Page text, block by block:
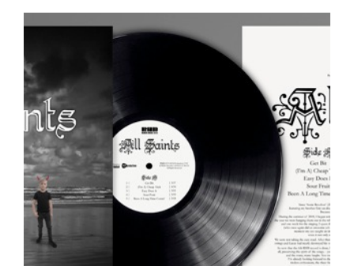
GITAARWORKSHOP
BANDCOACHING
SHOP
PERS
COLUMNS